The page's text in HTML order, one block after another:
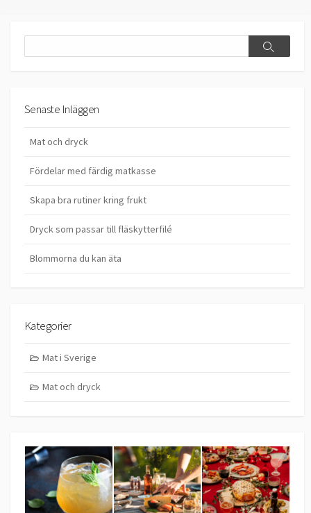
Search
Senaste Inläggen
Mat och dryck
Fördelar med färdig matkasse
Skapa bra rutiner kring frukt
Dryck som passar till fläskytterfilé
Blommorna du kan äta
Kategorier
Mat i Sverige
Mat och dryck